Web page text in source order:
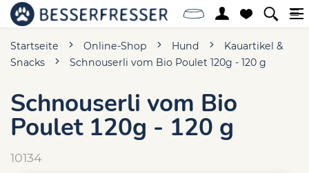
Startseite Online-Shop Hund
Kauartikel &
Snacks
Schnouserli vom Bio Poulet 120g - 120 g
Schnouserli vom Bio
Poulet 120g - 120 g
10134